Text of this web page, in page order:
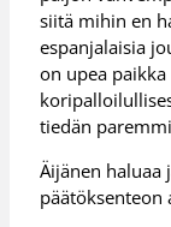
siitä mihin en
espanjalaisia
on upea
tiedän
Äijänen haluaa
päätöksenteon